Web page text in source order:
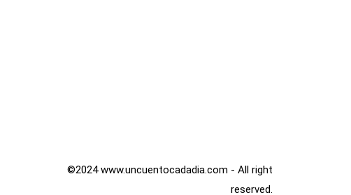
©2024 www.uncuentocadadia.com - All right
reserved.